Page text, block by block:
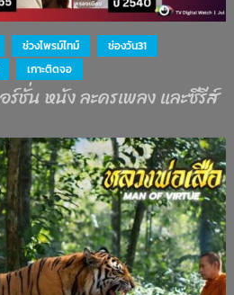
ช่วงไพรม์ไทม์
ช่องวัน31
เกาะติดจอ
ร์ชั่น หนัง ละครเพลง และซีรีส์